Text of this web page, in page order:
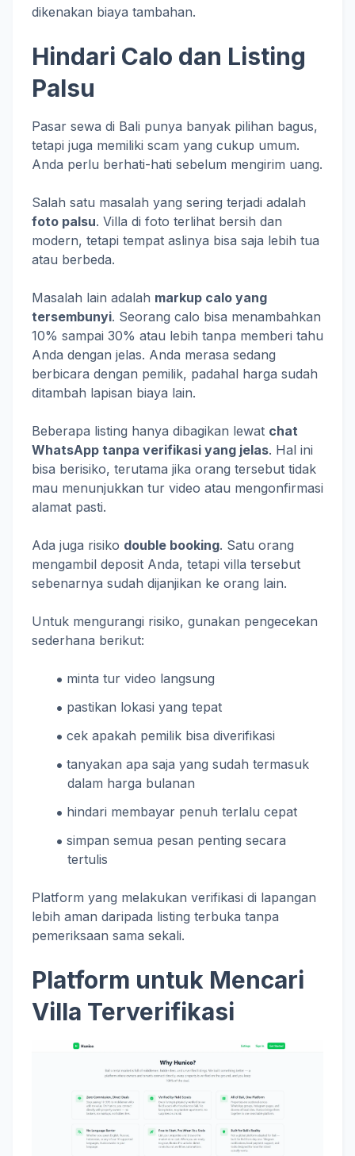
dikenakan biaya tambahan.
Hindari Calo dan Listing
Palsu
Pasar sewa di Bali punya banyak pilihan bagus,
tetapi juga memiliki scam yang cukup umum.
Anda perlu berhati-hati sebelum mengirim uang.
Salah satu masalah yang sering terjadi adalah
foto palsu. Villa di foto terlihat bersih dan
modern, tetapi tempat aslinya bisa saja lebih tua
atau berbeda.
Masalah lain adalah markup calo yang
tersembunyi. Seorang calo bisa menambahkan
10% sampai 30% atau lebih tanpa memberi tahu
Anda dengan jelas. Anda merasa sedang
berbicara dengan pemilik, padahal harga sudah
ditambah lapisan biaya lain.
Beberapa listing hanya dibagikan lewat chat
WhatsApp tanpa verifikasi yang jelas. Hal ini
bisa berisiko, terutama jika orang tersebut tidak
mau menunjukkan tur video atau mengonfirmasi
alamat pasti.
Ada juga risiko double booking. Satu orang
mengambil deposit Anda, tetapi villa tersebut
sebenarnya sudah dijanjikan ke orang lain.
Untuk mengurangi risiko, gunakan pengecekan
sederhana berikut:
minta tur video langsung
pastikan lokasi yang tepat
cek apakah pemilik bisa diverifikasi
tanyakan apa saja yang sudah termasuk
dalam harga bulanan
hindari membayar penuh terlalu cepat
simpan semua pesan penting secara
tertulis
Platform yang melakukan verifikasi di lapangan
lebih aman daripada listing terbuka tanpa
pemeriksaan sama sekali.
Platform untuk Mencari
Villa Terverifikasi